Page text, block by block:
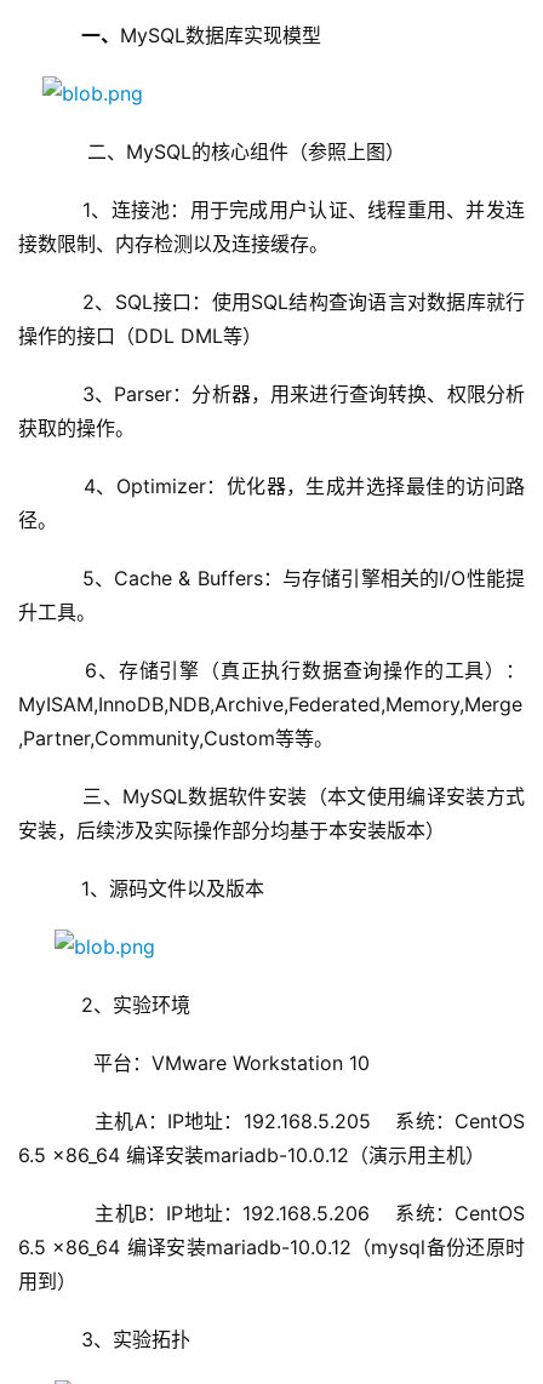
一、 MySQL数据库实现模型
二、MySQL的核心组件（参照上图）
1、连接池：用于完成用户认证、线程重用、并发连
接数限制、内存检测以及连接缓存。
2、SQL接口：使用SQL结构查询语言对数据库就行
操作的接口（DDL DML等）
3、Parser：分析器，用来进行查询转换、权限分析
获取的操作。
4、Optimizer：优化器，生成并选择最佳的访问路
径。
5、Cache & Buffers：与存储引擎相关的I/O性能提
升工具。
6、存储引擎（真正执行数据查询操作的工具）：
MyISAM,InnoDB,NDB,Archive,Federated,Memory,Merge
,Partner,Community,Custom等等。
三、MySQL数据软件安装（本文使用编译安装方式
安装，后续涉及实际操作部分均基于本安装版本）
1、源码文件以及版本
2、实验环境
平台：VMware Workstation 10
主机A：IP地址：192.168.5.205    系统：CentOS
6.5 x86_64 编译安装mariadb-10.0.12（演示用主机）
主机B：IP地址：192.168.5.206    系统：CentOS
6.5 x86_64 编译安装mariadb-10.0.12（mysql备份还原时
用到）
3、实验拓扑